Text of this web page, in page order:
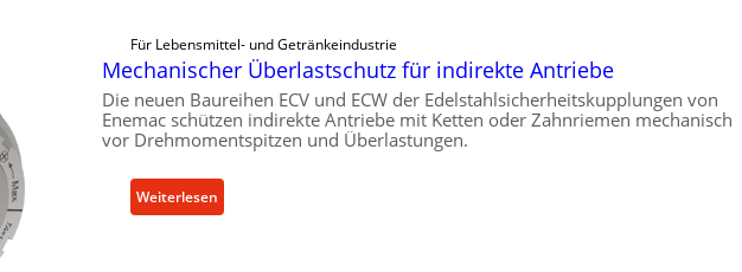
Für Lebensmittel- und Getränkeindustrie
Mechanischer Überlastschutz für indirekte Antriebe
Die neuen Baureihen ECV und ECW der Edelstahlsicherheitskupplungen von
Enemac schützen indirekte Antriebe mit Ketten oder Zahnriemen mechanisch
vor Drehmomentspitzen und Überlastungen.
Weiterlesen:
M